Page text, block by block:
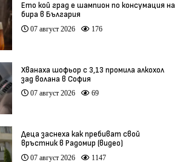
Ето кой град е шампион по консумация на
бира в България
07 август 2026 176
Хванаха шофьор с 3,13 промила алкохол
зад волана в София
07 август 2026 69
Деца заснеха как пребиват свой
връстник в Радомир (видео)
07 август 2026 1147